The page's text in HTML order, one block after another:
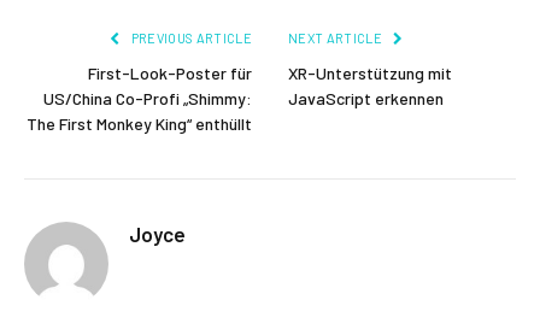
PREVIOUS ARTICLE
First-Look-Poster für
US/China Co-Profi „Shimmy:
The First Monkey King“ enthüllt
NEXT ARTICLE
XR-Unterstützung mit
JavaScript erkennen
Joyce